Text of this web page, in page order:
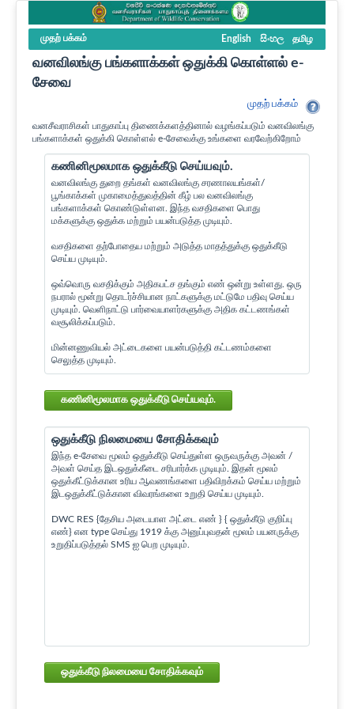
முதற் பக்கம் English සිංහල தமிழ
வனவிலங்கு பங்களாக்கள் ஒதுக்கி கொள்ளல் e-
சேவை
முதற் பக்கம்
வனசீவராசிகள் பாதுகாப்பு திணைக்களத்தினால் வழங்கப்படும் வனவிலங்கு
பங்களாக்கள் ஒதுக்கி கொள்ளல் e-சேவைக்கு உங்களை வரவேற்கிறோம்
கணினிமூலமாக ஒதுக்கீடு செய்யவும்.
வனவிலங்கு துறை தங்கள் வனவிலங்கு சரணாலயங்கள்/
பூங்காக்கள் முகாமைத்துவத்தின் கீழ் பல வனவிலங்கு
பங்களாக்கள் கொண்டுள்ளன. இந்த வசதிகளை பொது
மக்களுக்கு ஒதுக்க மற்றும் பயன்படுத்த முடியும்.
வசதிகளை தற்போதைய மற்றும் அடுத்த மாதத்துக்கு ஒதுக்கீடு
செய்ய முடியும்.
ஒவ்வொரு வசதிக்கும் அதிகபட்ச தங்கும் எண் ஒன்று உள்ளது. ஒரு
நபரால் மூன்று தொடர்ச்சியான நாட்களுக்கு மட்டுமே பதிவு செய்ய
முடியும். வெளிநாட்டு பார்வையாளர்களுக்கு அதிக கட்டணங்கள்
வசூலிக்கப்படும்.
மின்னணுவியல் அட்டைகளை பயன்படுத்தி கட்டணம்களை
செலுத்த முடியும்.
கணினிமூலமாக ஒதுக்கீடு செய்யவும்.
ஒதுக்கீடு நிலமையை சோதிக்கவும்
இந்த e-சேவை மூலம் ஒதுக்கீடு செய்துள்ள ஒருவருக்கு அவன் /
அவள் செய்த இடஒதுக்கீடை சரிபார்க்க முடியும். இதன் மூலம்
ஒதுக்கீட்டுக்கான உரிய ஆவணங்களை பதிவிறக்கம் செய்ய மற்றும்
இடஒதுக்கீட்டுக்கான விவரங்களை உறுதி செய்ய முடியும்.
DWC RES {தேசிய அடையாள அட்டை எண் } { ஒதுக்கீடு குறிப்பு
எண்} என type செய்து 1919 க்கு அனுப்புவதன் மூலம் பயனருக்கு
உறுதிப்படுத்தல் SMS ஐ பெற முடியும்.
ஒதுக்கீடு நிலமையை சோதிக்கவும்